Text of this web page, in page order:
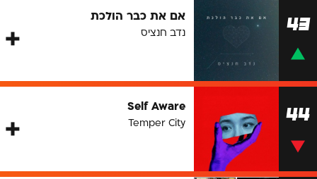
43 אם את כבר הולכת
נדב חנציס
44
Self Aware
Temper City